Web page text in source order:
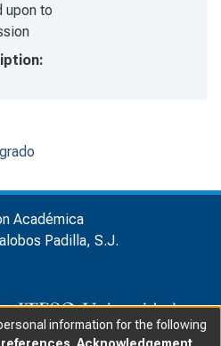
upon to
Académica
Padilla, S.J.
information for the following